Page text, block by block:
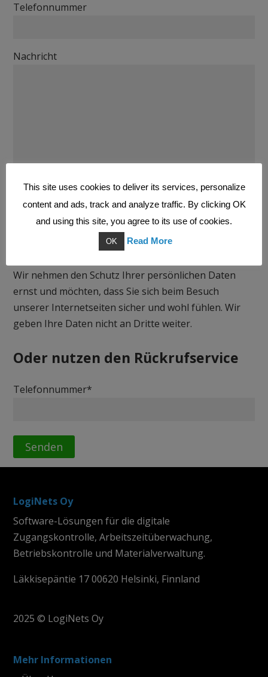
Telefonnummer
Nachricht
Wir nehmen den Schutz Ihrer persönlichen Daten
ernst und möchten, dass Sie sich beim Besuch
unserer Internetseiten sicher und wohl fühlen. Wir
geben Ihre Daten nicht an Dritte weiter.
Oder nutzen den Rückrufservice
Telefonnummer*
LogiNets Oy
Software-Lösungen für die digitale
Zugangskontrolle, Arbeitszeitüberwachung,
Betriebskontrolle und Materialverwaltung.
Läkkisepäntie 17 00620 Helsinki, Finnland
2025 © LogiNets Oy
Mehr Informationen
This site uses cookies to deliver its services, personalize
content and ads, track and analyze traffic. By clicking OK
and using this site, you agree to its use of cookies.
OK Read More